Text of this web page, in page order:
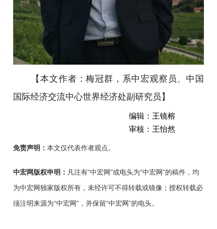
【本文作者：梅冠群，系中宏观察员、中国
国际经济交流中心世界经济处副研究员 】
编辑：王镜榕
审核：王怡然
免责声明： 本文仅代表作者观点。
中宏网版权申明： 凡注有“中宏网”或电头为“中宏网”的稿件，均
为中宏网独家版权所有，未经许可不得转载或镜像；授权转载必
须注明来源为“中宏网”，并保留“中宏网”的电头。